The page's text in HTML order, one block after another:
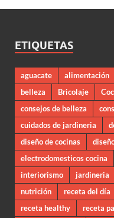
ETIQUETAS
aguacate alimentación
belleza
Bricolaje
consejos de belleza
cuidados de jardineria
diseño de cocinas
electrodomesticos cocina
interiorismo
jardineria
nutrición
receta del día
receta healthy
receta